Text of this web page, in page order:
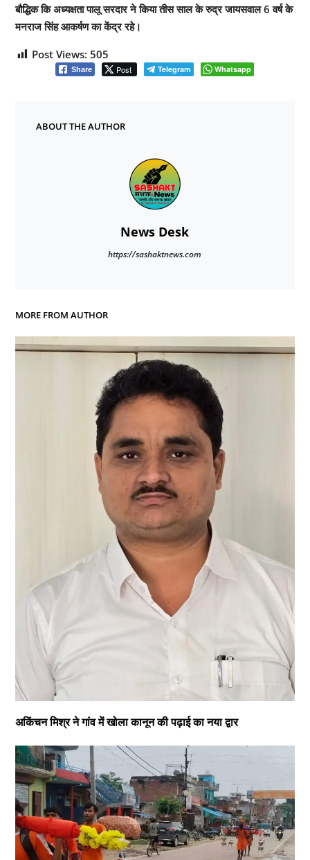
बौद्धिक कि अध्यक्षता पालू सरदार ने किया तीस साल के रुद्र जायसवाल 6 वर्ष के
मनराज सिंह आकर्षण का केंद्र रहे।
Post Views: 505
Share Post Telegram Whatsapp
ABOUT THE AUTHOR
News Desk
https://sashaktnews.com
MORE FROM AUTHOR
अकिंचन मिश्र ने गांव में खोला कानून की पढ़ाई का नया द्वार